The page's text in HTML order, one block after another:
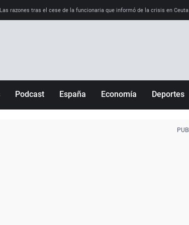
Las razones tras el cese de la funcionaria que informó de la crisis en Ceuta
Podcast España Economía Deportes